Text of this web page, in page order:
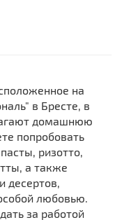
на
в Бресте, в
домашнюю
попробовать
ризотто,
а также
десертов,
любовью.
за работой